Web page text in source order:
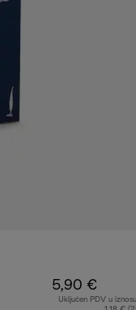
5,90 €
Uključen PDV u